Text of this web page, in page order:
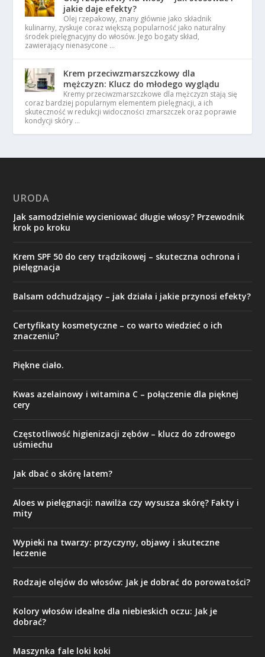
jakie daje efekty?
Olej rzepakowy, znany głównie jako składnik
kulinarny, zyskuje coraz większą popularność jako naturalny
środek pielęgnacyjny do włosów. Jego bogaty skład,
zawierający nienasycone …
Krem przeciwzmarszczkowy dla
mężczyzn: Klucz do młodego wyglądu
Kremy przeciwzmarszczkowe dla mężczyzn stają się
coraz bardziej popularnym elementem pielęgnacji, a ich
skuteczność w redukcji widoczności zmarszczek oraz poprawie
kondycji skóry …
URODA
Jak samodzielnie wycieniować długie włosy? Przewodnik
krok po kroku
Krem SPF 50 do cery trądzikowej – skuteczna ochrona i
pielęgnacja
Balsam odchudzający – jak działa i jakie przynosi efekty?
Certyfikaty kosmetyczne – co warto wiedzieć o ich
znaczeniu?
Piękne ciało.
Kwas azelainowy i witamina C – połączenie dla pięknej
cery
Częstotliwość higienizacji zębów – klucz do zdrowego
uśmiechu
Jak dbać o skórę latem?
Aloes w pielęgnacji: nawilża czy wysusza skórę? Fakty i
mity
Wypieki na twarzy: przyczyny, objawy i skuteczne
leczenie
Rodzaje olejów do włosów: Jak je dobrać do porowatości?
Kolory włosów idealne dla niebieskich oczu: Jak je
dobrać?
Maszynka fale loki koki